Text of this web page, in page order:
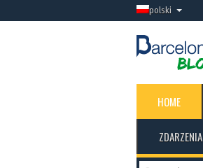
polski
HOME
ZDARZENIA